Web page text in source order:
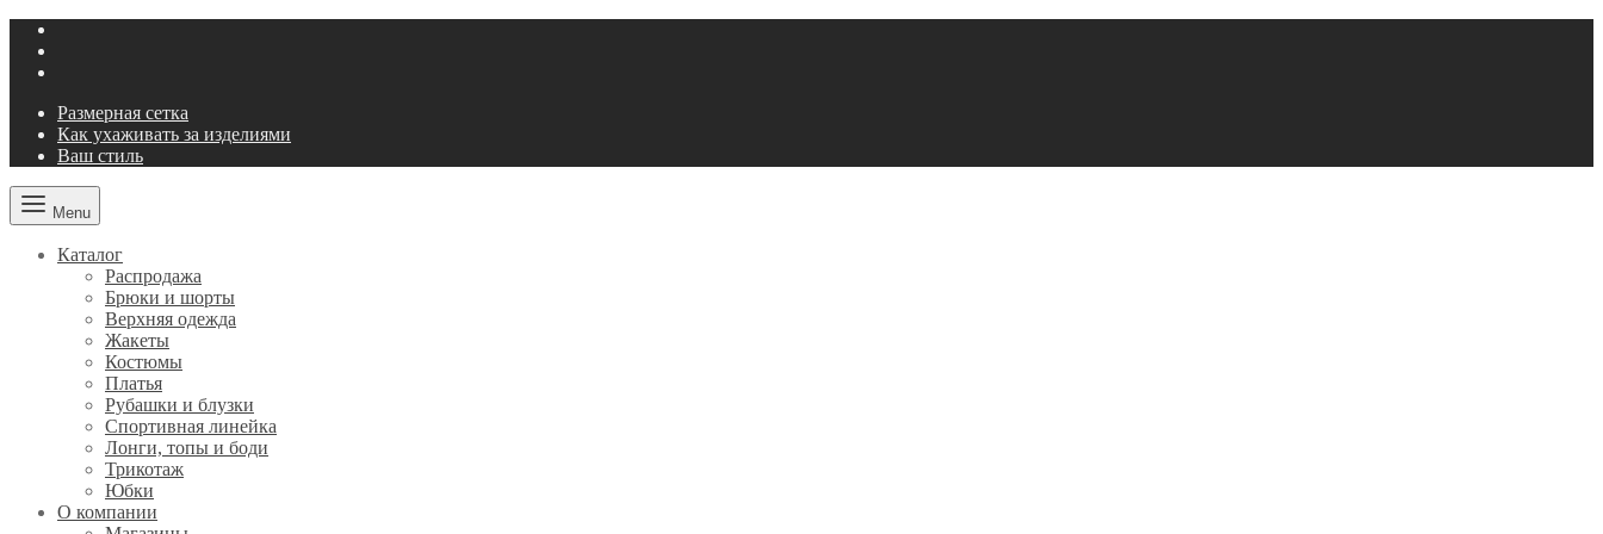
Размерная сетка
Как ухаживать за изделиями
Ваш стиль
Menu
Каталог
Распродажа
Брюки и шорты
Верхняя одежда
Жакеты
Костюмы
Платья
Рубашки и блузки
Спортивная линейка
Лонги, топы и боди
Трикотаж
Юбки
О компании